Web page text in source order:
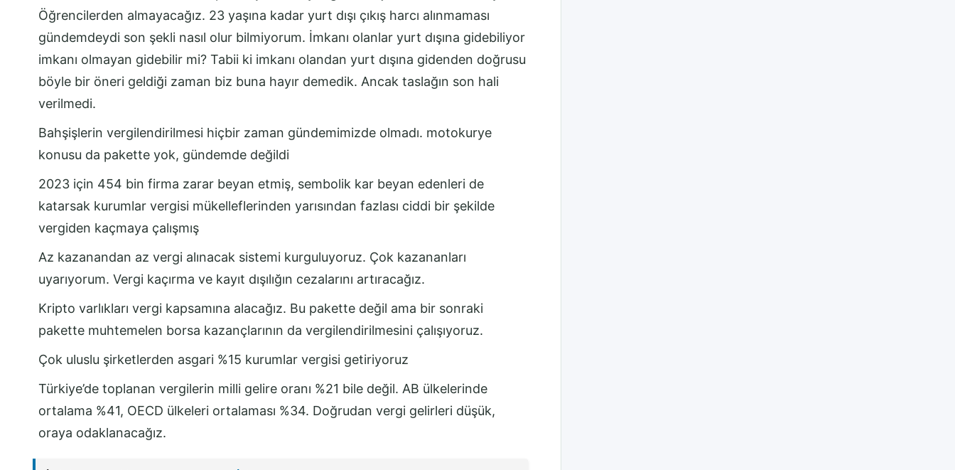
Öğrencilerden almayacağız. 23 yaşına kadar yurt dışı çıkış harcı alınmaması
gündemdeydi son şekli nasıl olur bilmiyorum. İmkanı olanlar yurt dışına gidebiliyor
imkanı olmayan gidebilir mi? Tabii ki imkanı olandan yurt dışına gidenden doğrusu
böyle bir öneri geldiği zaman biz buna hayır demedik. Ancak taslağın son hali
verilmedi.
Bahşişlerin vergilendirilmesi hiçbir zaman gündemimizde olmadı. motokurye
konusu da pakette yok, gündemde değildi
2023 için 454 bin firma zarar beyan etmiş, sembolik kar beyan edenleri de
katarsak kurumlar vergisi mükelleflerinden yarısından fazlası ciddi bir şekilde
vergiden kaçmaya çalışmış
Az kazanandan az vergi alınacak sistemi kurguluyoruz. Çok kazananları
uyarıyorum. Vergi kaçırma ve kayıt dışılığın cezalarını artıracağız.
Kripto varlıkları vergi kapsamına alacağız. Bu pakette değil ama bir sonraki
pakette muhtemelen borsa kazançlarının da vergilendirilmesini çalışıyoruz.
Çok uluslu şirketlerden asgari %15 kurumlar vergisi getiriyoruz
Türkiye’de toplanan vergilerin milli gelire oranı %21 bile değil. AB ülkelerinde
ortalama %41, OECD ülkeleri ortalaması %34. Doğrudan vergi gelirleri düşük,
oraya odaklanacağız.